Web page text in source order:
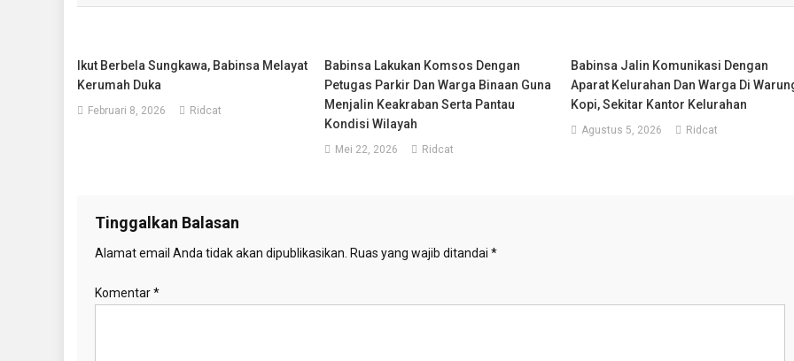
Ikut Berbela Sungkawa, Babinsa Melayat
Kerumah Duka
Februari 8, 2026 Ridcat
Babinsa Lakukan Komsos Dengan
Petugas Parkir Dan Warga Binaan Guna
Menjalin Keakraban Serta Pantau
Kondisi Wilayah
Mei 22, 2026 Ridcat
Babinsa Jalin Komunikasi Dengan
Aparat Kelurahan Dan Warga Di
Kopi, Sekitar Kantor Kelurahan
Agustus 5, 2026 Ridcat
Tinggalkan Balasan
Alamat email Anda tidak akan dipublikasikan. Ruas yang wajib ditandai *
Komentar*